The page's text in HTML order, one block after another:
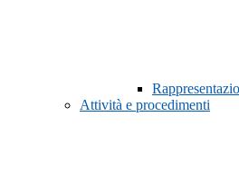
Attività e procedimenti